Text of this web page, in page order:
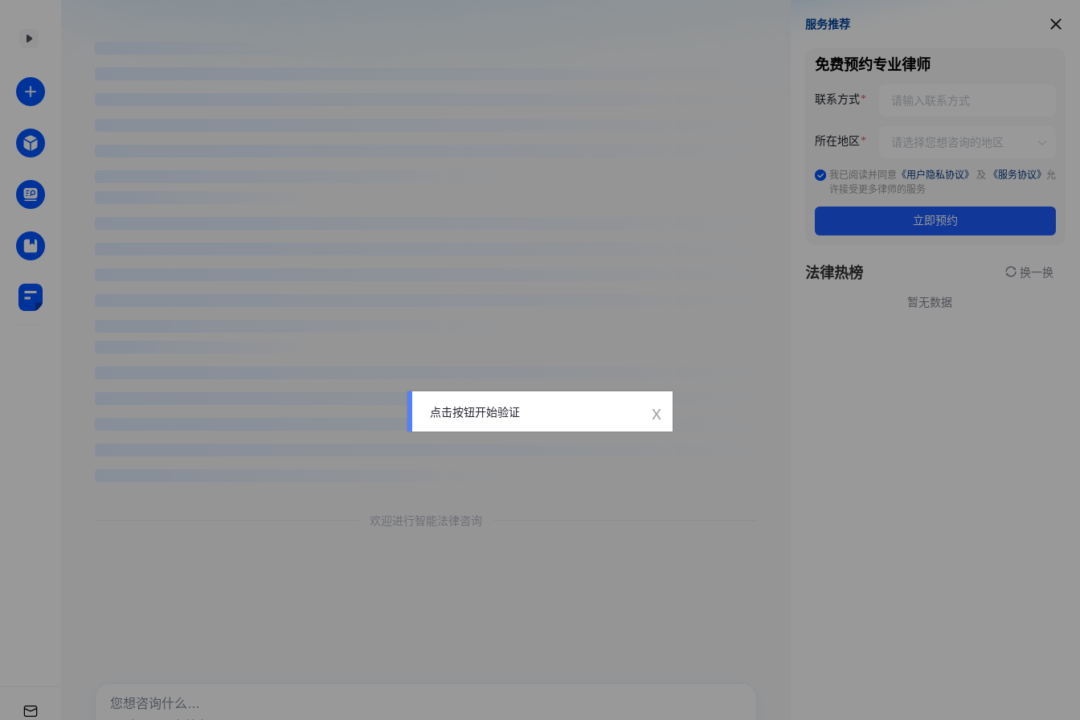
欢迎进行智能法律咨询
服务推荐
服务推荐
免费预约专业律师
联系方式
所在地区
我已阅读并同意 《用户隐私协议》 及 《服务协议》 允
许接受更多律师的服务
立即预约
法律热榜 换一换
暂无数据
点击按钮开始验证 x